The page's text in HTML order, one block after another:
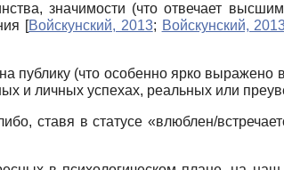
значимости (что отвечает
[Войскунский, 2013; Войскунский,
публику (что особенно ярко выражено
и личных успехах, реальных или
ставя в статусе «влюблен/